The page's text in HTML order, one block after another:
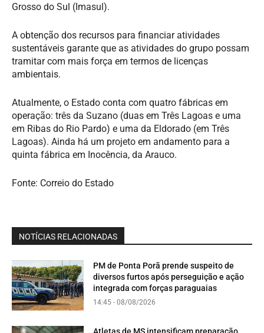
Grosso do Sul (Imasul).
A obtenção dos recursos para financiar atividades
sustentáveis garante que as atividades do grupo possam
tramitar com mais força em termos de licenças
ambientais.
Atualmente, o Estado conta com quatro fábricas em
operação: três da Suzano (duas em Três Lagoas e uma
em Ribas do Rio Pardo) e uma da Eldorado (em Três
Lagoas). Ainda há um projeto em andamento para a
quinta fábrica em Inocência, da Arauco.
Fonte: Correio do Estado
NOTÍCIAS RELACIONADAS
PM de Ponta Porã prende suspeito de
diversos furtos após perseguição e ação
integrada com forças paraguaias
14:45 - 08/08/2026